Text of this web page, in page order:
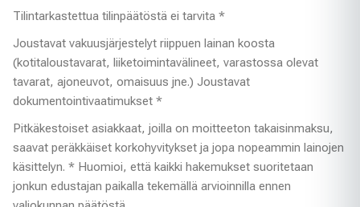
Tilintarkastettua tilinpäätöstä ei tarvita *
Joustavat vakuusjärjestelyt riippuen lainan koosta
(kotitaloustavarat, liiketoimintavälineet, varastossa olevat
tavarat, ajoneuvot, omaisuus jne.) Joustavat
dokumentointivaatimukset *
Pitkäkestoiset asiakkaat, joilla on moitteeton takaisinmaksu,
saavat peräkkäiset korkohyvitykset ja jopa nopeammin lainojen
käsittelyn. * Huomioi, että kaikki hakemukset suoritetaan
jonkun edustajan paikalla tekemällä arvioinnilla ennen